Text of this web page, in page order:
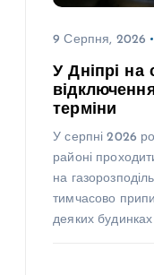
9 Серпня, 2026
У Дніпрі на
терміни
У серпні 2026
районі
на
тимчасово
деяких